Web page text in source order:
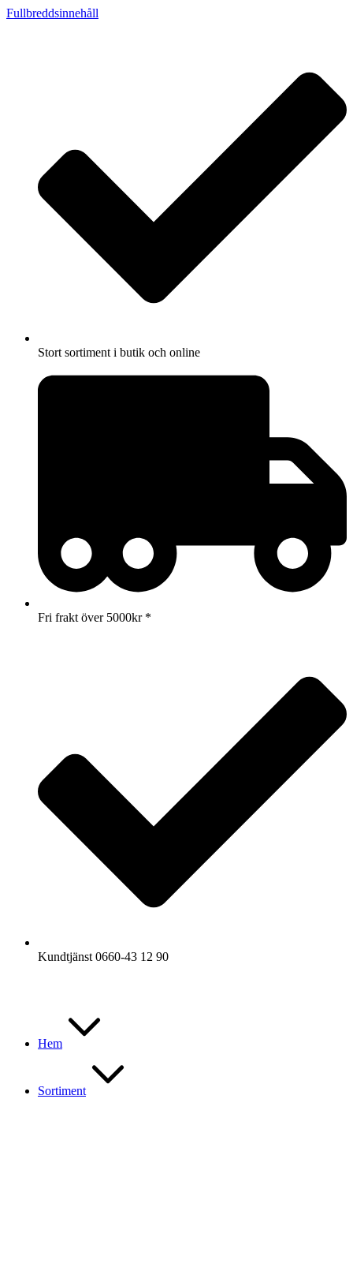
Fullbreddsinnehåll
Stort sortiment i butik och online
Fri frakt över 5000kr *
Kundtjänst 0660-43 12 90
Hem
Sortiment